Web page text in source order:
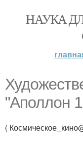
НАУКА
"Аполлон
(